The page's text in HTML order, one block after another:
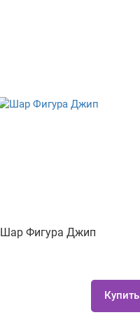
Шар Фигура Джип
Купить